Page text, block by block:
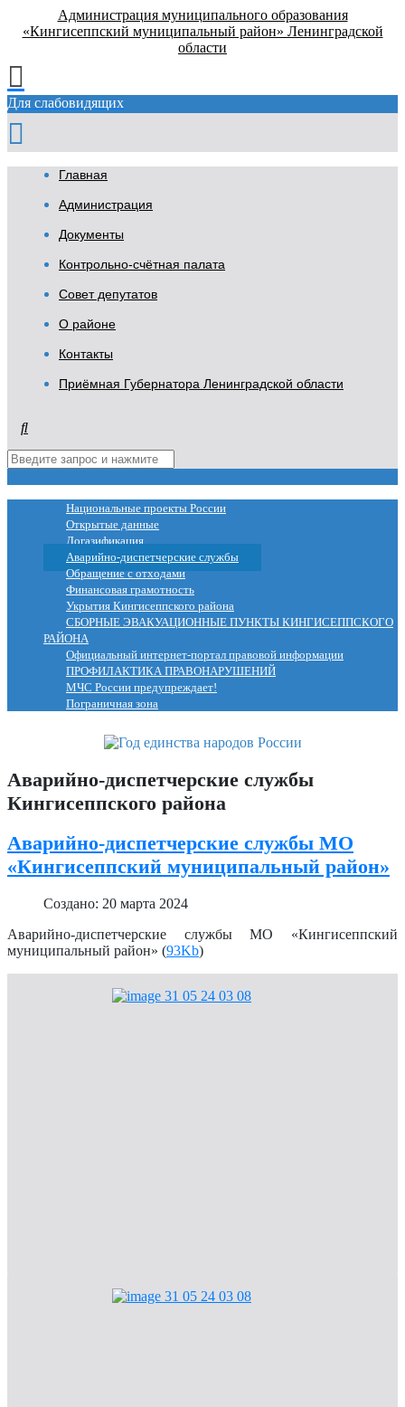
Администрация муниципального образования
«Кингисеппский муниципальный район» Ленинградской
области
Для слабовидящих
Главная
Администрация
Документы
Контрольно-счётная палата
Совет депутатов
О районе
Контакты
Приёмная Губернатора Ленинградской области
Национальные проекты России
Открытые данные
Догазификация
Аварийно-диспетчерские службы
Обращение с отходами
Финансовая грамотность
Укрытия Кингисеппского района
СБОРНЫЕ ЭВАКУАЦИОННЫЕ ПУНКТЫ КИНГИСЕППСКОГО
РАЙОНА
Официальный интернет-портал правовой информации
ПРОФИЛАКТИКА ПРАВОНАРУШЕНИЙ
МЧС России предупреждает!
Пограничная зона
Аварийно-диспетчерские службы
Кингисеппского района
Аварийно-диспетчерские службы МО
«Кингисеппский муниципальный район»
Создано: 20 марта 2024
Аварийно-диспетчерские службы МО «Кингисеппский
муниципальный район» (93Kb)